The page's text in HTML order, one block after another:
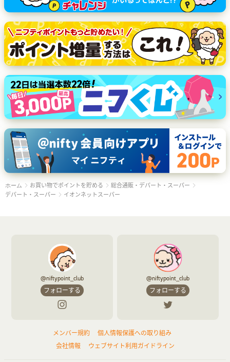
ホーム お買い物でポイントを貯める
総合通販・デパート・スーパー
デパート・スーパー
イオンネットスーパー
@niftypoint_club
フォローする
@niftypoint_club
フォローする
メンバー規約
個人情報保護への取り組み
会社情報
ウェブサイト利用ガイドライン